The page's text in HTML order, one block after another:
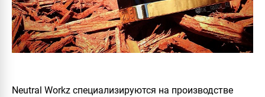
Neutral Workz специализируются на производстве